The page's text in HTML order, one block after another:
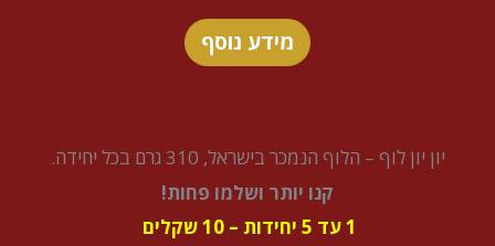
מידע נוסף
יון יון לוף – הלוף הנמכר בישראל, 310 גרם בכל יחידה.
קנו יותר ושלמו פחות!
1 עד 5 יחידות – 10 שקלים